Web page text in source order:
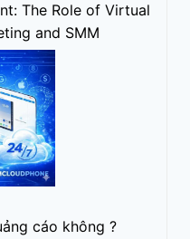
The Role of Virtual
and SMM
cáo không ?